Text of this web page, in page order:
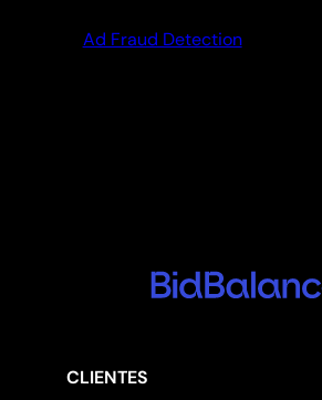
Ad Fraud Detection
CLIENTES